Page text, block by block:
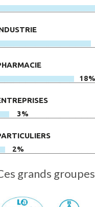
18%
3%
2%
grands